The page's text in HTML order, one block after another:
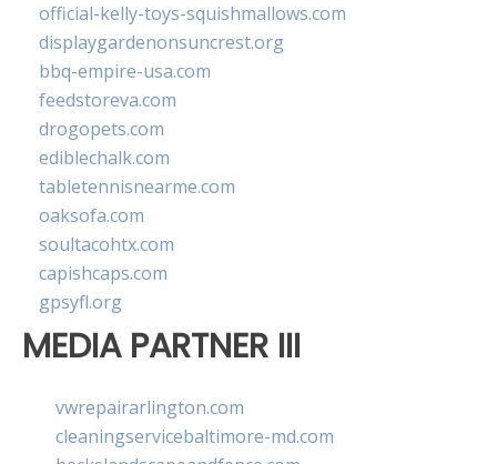
official-kelly-toys-squishmallows.com
displaygardenonsuncrest.org
bbq-empire-usa.com
feedstoreva.com
drogopets.com
ediblechalk.com
tabletennisnearme.com
oaksofa.com
soultacohtx.com
capishcaps.com
gpsyfl.org
MEDIA PARTNER III
vwrepairarlington.com
cleaningservicebaltimore-md.com